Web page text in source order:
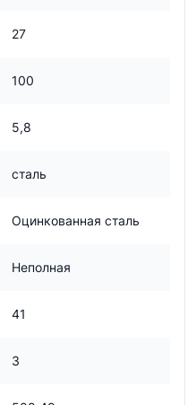
27
100
5,8
сталь
Оцинкованная сталь
Неполная
41
3